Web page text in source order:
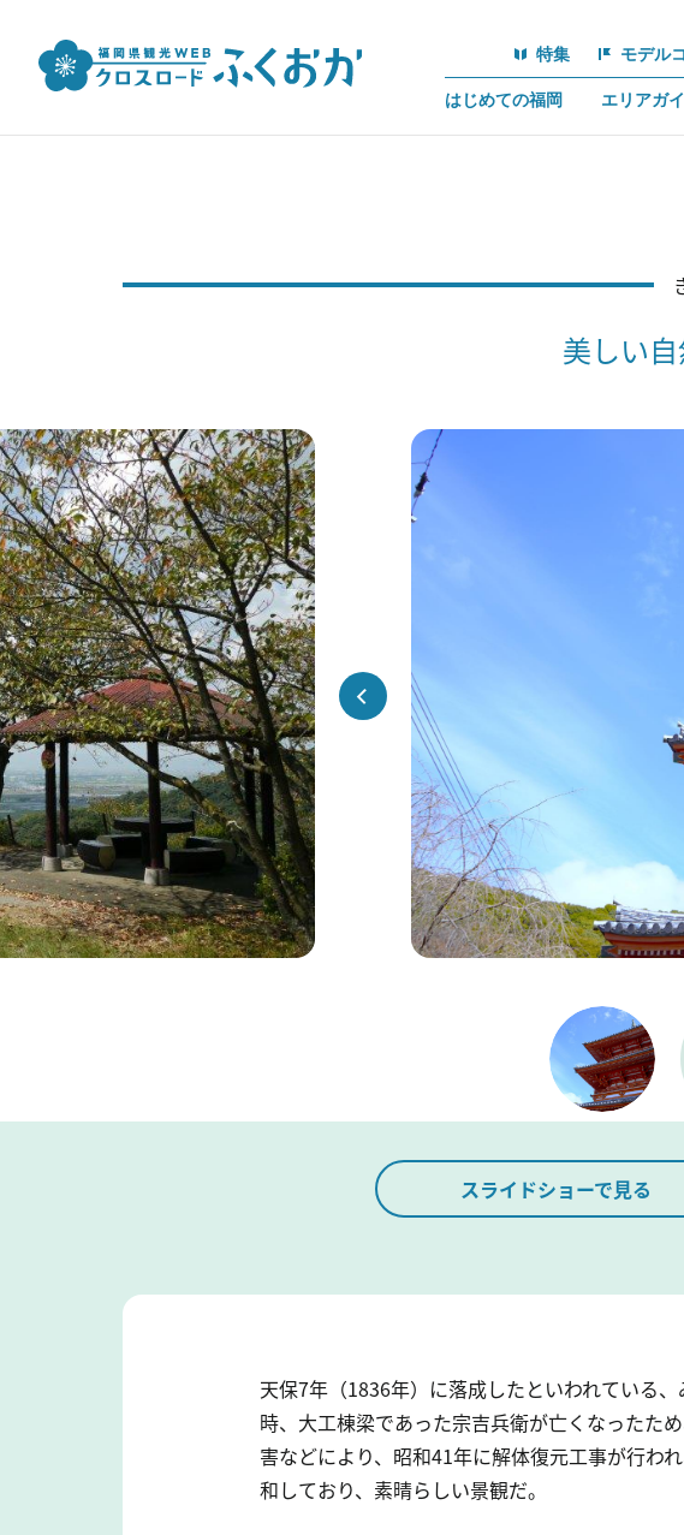
特集 モデル
はじめての福岡 エリアガ
美しい
スライドショーで見る
天保7年（1836年）に落成したといわれている
時、大工棟梁であった宗吉兵衛が亡くなったた
害などにより、昭和41年に解体復元工事が行わ
和しており、素晴らしい景観だ。